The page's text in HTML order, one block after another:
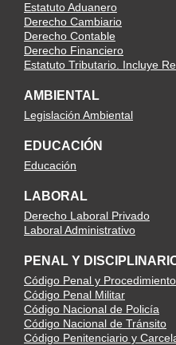
Estatuto Aduanero
Derecho Cambiario
Derecho Contable
Derecho Financiero
Estatuto Tributario. Incluye
AMBIENTAL
Legislación Ambiental
EDUCACIÓN
Educación
LABORAL
Derecho Laboral Privado
Laboral Administrativo
PENAL Y
Código Penal y
Código Penal Militar
Código Nacional de Policía
Código Nacional de Tránsito
Código Penitenciario y